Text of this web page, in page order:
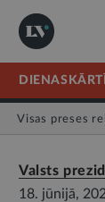
Visas preses
Valsts
18. jūnijā,